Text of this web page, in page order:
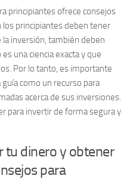
principiantes ofrece consejos
los principiantes deben tener
inversión, también deben
una ciencia exacta y que
Por lo tanto, es importante
como un recurso para
acerca de sus inversiones.
para invertir de forma segura y
tu dinero y obtener
para